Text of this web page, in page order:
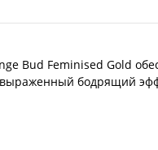
Bud Feminised Gold
бодрящий